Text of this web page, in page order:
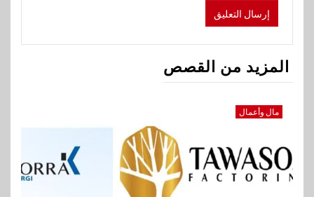
المزيد من القصص
مال وأعمال